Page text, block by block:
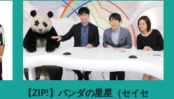
【ZIP!】パンダの星星（セイセ